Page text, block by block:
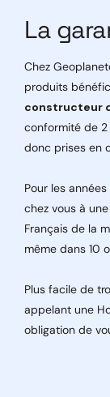
La
Chez
produits
constructeur
conformité de 2
donc prises en
Pour les
chez vous à
Français de la
même dans 10
Plus facile de
appelant une
obligation de